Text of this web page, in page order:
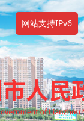
网站支持IPv6